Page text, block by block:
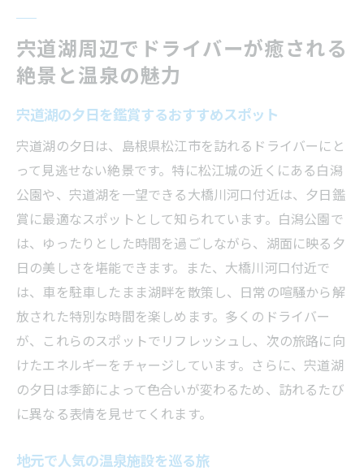
宍道湖周辺でドライバーが癒される
絶景と温泉の魅力
宍道湖の夕日を鑑賞するおすすめスポット
宍道湖の夕日は、島根県松江市を訪れるドライバーにと
って見逃せない絶景です。特に松江城の近くにある白潟
公園や、宍道湖を一望できる大橋川河口付近は、夕日鑑
賞に最適なスポットとして知られています。白潟公園で
は、ゆったりとした時間を過ごしながら、湖面に映る夕
日の美しさを堪能できます。また、大橋川河口付近で
は、車を駐車したまま湖畔を散策し、日常の喧騒から解
放された特別な時間を楽しめます。多くのドライバー
が、これらのスポットでリフレッシュし、次の旅路に向
けたエネルギーをチャージしています。さらに、宍道湖
の夕日は季節によって色合いが変わるため、訪れるたび
に異なる表情を見せてくれます。
地元で人気の温泉施設を巡る旅